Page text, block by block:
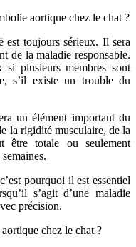
aortique chez le chat ?
est toujours sérieux. Il sera
de la maladie responsable.
plusieurs membres sont
s’il existe un trouble du
un élément important du
la rigidité musculaire, de la
être totale ou seulement
pourquoi il est essentiel
s’agit d’une maladie
précision.
chez le chat ?